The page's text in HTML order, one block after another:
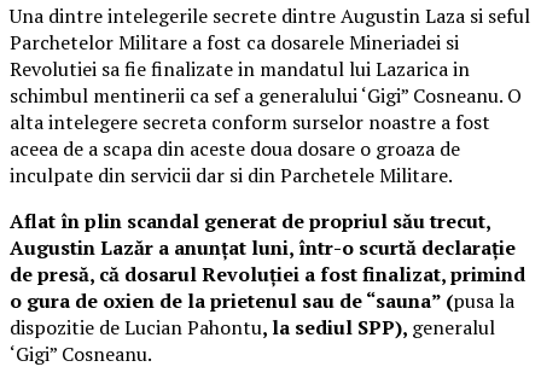
Una dintre intelegerile secrete dintre Augustin Laza si seful
Parchetelor Militare a fost ca dosarele Mineriadei si
Revolutiei sa fie finalizate in mandatul lui Lazarica in
schimbul mentinerii ca sef a generalului ‘Gigi” Cosneanu. O
alta intelegere secreta conform surselor noastre a fost
aceea de a scapa din aceste doua dosare o groaza de
inculpate din servicii dar si din Parchetele Militare.
Aflat în plin scandal generat de propriul său trecut,
Augustin Lazăr a anunțat luni, într-o scurtă declarație
de presă, că dosarul Revoluției a fost finalizat, primind
o gura de oxien de la prietenul sau de “sauna” (pusa la
dispozitie de Lucian Pahontu, la sediul SPP), generalul
‘Gigi” Cosneanu.